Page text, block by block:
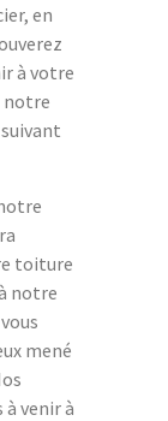
en
à votre
notre
toiture
notre
mené
venir à